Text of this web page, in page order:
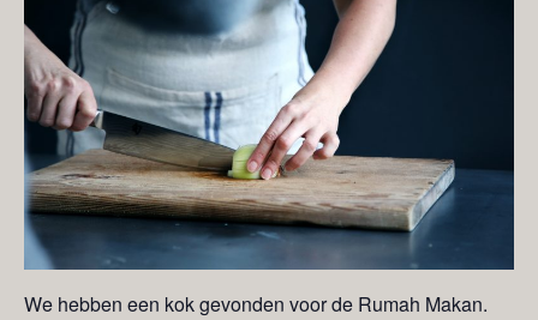
We hebben een kok gevonden voor de Rumah Makan.